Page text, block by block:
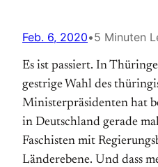
Feb. 6, 2020•5 Minuten
Es ist passiert. In
gestrige Wahl des
Ministerpräsidenten hat
in Deutschland gerade
Faschisten mit
Länderebene. Und dass